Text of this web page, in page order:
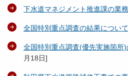
下水道マネジメント推進課の業
全国特別重点調査の結果について
全国特別重点調査(優先実施箇所
月18日]